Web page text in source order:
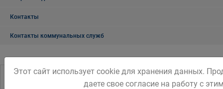
Контакты
Контакты коммунальных служб
Этот сайт использует cookie для хранения данных.
даете свое согласие на работу с